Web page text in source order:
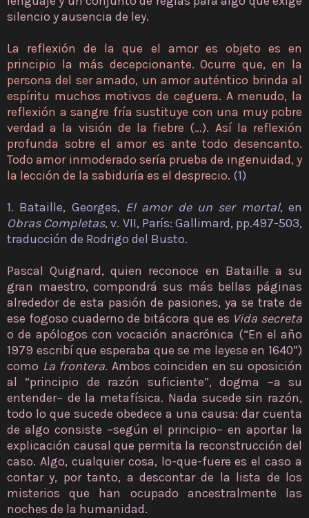
silencio y ausencia de ley.
La reflexión de la que el amor es objeto es en
principio la más decepcionante. Ocurre que, en la
persona del ser amado, un amor auténtico brinda al
espíritu muchos motivos de ceguera. A menudo, la
reflexión a sangre fría sustituye con una muy pobre
verdad a la visión de la fiebre (…). Así la reflexión
profunda sobre el amor es ante todo desencanto.
Todo amor inmoderado sería prueba de ingenuidad, y
la lección de la sabiduría es el desprecio. (1)
1. Bataille, Georges, El amor de un ser mortal, en
Obras Completas, v. VII, París: Gallimard, pp.497-503,
traducción de Rodrigo del Busto.
Pascal Quignard, quien reconoce en Bataille a su
gran maestro, compondrá sus más bellas páginas
alrededor de esta pasión de pasiones, ya se trate de
ese fogoso cuaderno de bitácora que es Vida secreta
o de apólogos con vocación anacrónica (“En el año
1979 escribí que esperaba que se me leyese en 1640”)
como La frontera. Ambos coinciden en su oposición
al “principio de razón suficiente”, dogma –a su
entender– de la metafísica. Nada sucede sin razón,
todo lo que sucede obedece a una causa: dar cuenta
de algo consiste –según el principio– en aportar la
explicación causal que permita la reconstrucción del
caso. Algo, cualquier cosa, lo-que-fuere es el caso a
contar y, por tanto, a descontar de la lista de los
misterios que han ocupado ancestralmente las
noches de la humanidad.